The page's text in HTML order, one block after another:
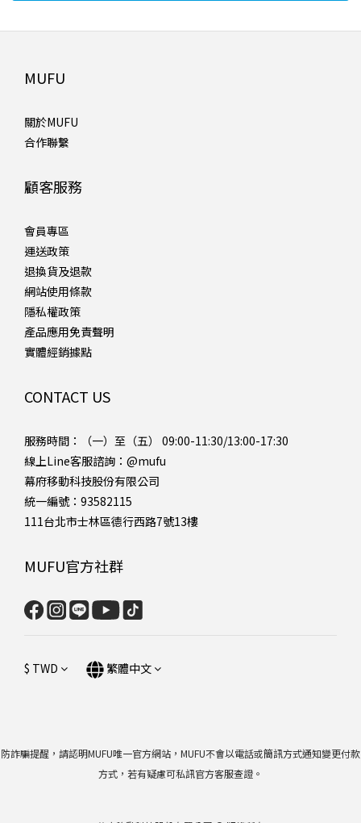
MUFU
關於MUFU
合作聯繫
顧客服務
會員專區
運送政策
退換貨及退款
網站使用條款
隱私權政策
產品應用免責聲明
實體經銷據點
CONTACT US
服務時間：（一）至（五） 09:00-11:30/13:00-17:30
線上Line客服諮詢： @mufu
幕府移動科技股份有限公司
統一編號：93582115
111台北市士林區德行西路7號13樓
MUFU官方社群
$ TWD 繁體中文
防詐騙提醒，請認明MUFU唯一官方網站，MUFU不會以電話或簡訊方式通知變更付款
方式，若有疑慮可私訊官方客服查證。